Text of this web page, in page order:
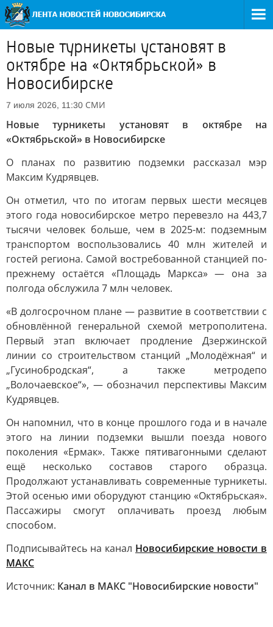
Новые турникеты установят в
октябре на «Октябрьской» в
Новосибирске
7 июля 2026, 11:30 СМИ
Новые турникеты установят в октябре на
«Октябрьской» в Новосибирске
О планах по развитию подземки рассказал мэр
Максим Кудрявцев.
Он отметил, что по итогам первых шести месяцев
этого года новосибирское метро перевезло на 443,7
тысячи человек больше, чем в 2025-м: подземным
транспортом воспользовались 40 млн жителей и
гостей региона. Самой востребованной станцией по-
прежнему остаётся «Площадь Маркса» — она за
полгода обслужила 7 млн человек.
«В долгосрочном плане — развитие в соответствии с
обновлённой генеральной схемой метрополитена.
Первый этап включает продление Дзержинской
линии со строительством станций „Молодёжная“ и
„Гусинобродская“, а также метродепо
„Волочаевское“», — обозначил перспективы Максим
Кудрявцев.
Он напомнил, что в конце прошлого года и в начале
этого на линии подземки вышли поезда нового
поколения «Ермак». Также пятивагонными сделают
ещё несколько составов старого образца.
Продолжают устанавливать современные турникеты.
Этой осенью ими оборудуют станцию «Октябрьская».
Пассажиры смогут оплачивать проезд любым
способом.
Подписывайтесь на канал Новосибирские новости в
MАКС
Источник: Канал в МАКС "Новосибирские новости"